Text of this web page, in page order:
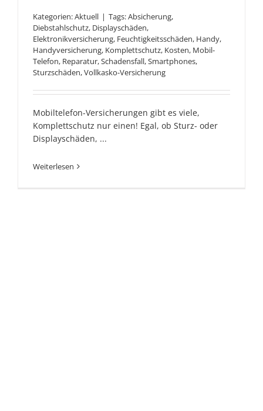
Kategorien:Aktuell | Tags:Absicherung,
Diebstahlschutz, Displayschäden,
Elektronikversicherung, Feuchtigkeitsschäden, Handy,
Handyversicherung, Komplettschutz, Kosten, Mobil-
Telefon, Reparatur,Schadensfall,Smartphones,
Sturzschäden,Vollkasko-Versicherung
Mobiltelefon-Versicherungen gibt es viele,
Komplettschutz nur einen! Egal, ob Sturz- oder
Displayschäden, ...
Weiterlesen